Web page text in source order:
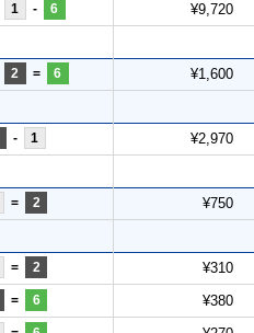
1 - 6 ¥9,720
2 = 6 ¥1,600
- 1 ¥2,970
= 2 ¥750
= 2 ¥310
= 6 ¥380